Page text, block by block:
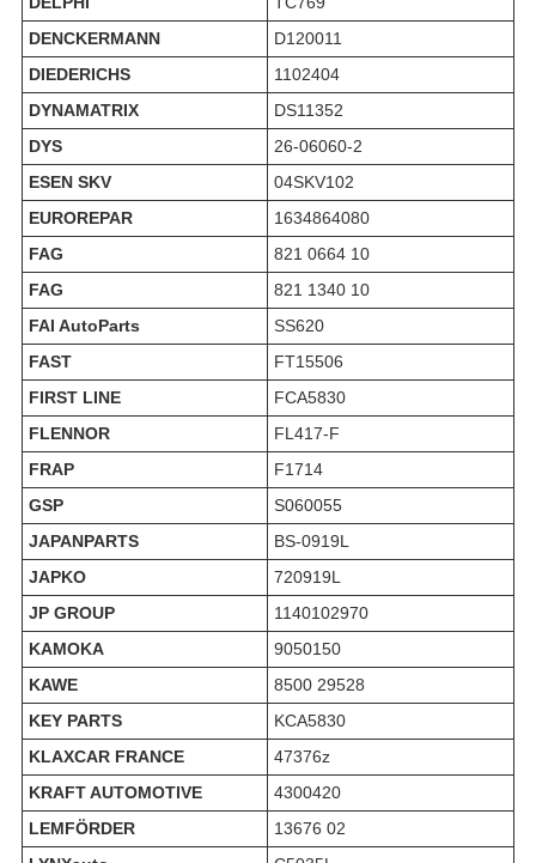
DENCKERMANN
D120011
DIEDERICHS
1102404
DYNAMATRIX
DS11352
DYS
26-06060-2
ESEN SKV
04SKV102
EUROREPAR
1634864080
FAG
821 0664 10
FAG
821 1340 10
FAI AutoParts
SS620
FAST
FT15506
FIRST LINE
FCA5830
FLENNOR
FL417-F
FRAP
F1714
GSP
S060055
JAPANPARTS
BS-0919L
JAPKO
720919L
JP GROUP
1140102970
KAMOKA
9050150
KAWE
8500 29528
KEY PARTS
KCA5830
KLAXCAR FRANCE
47376z
KRAFT AUTOMOTIVE
4300420
LEMFÖRDER
13676 02